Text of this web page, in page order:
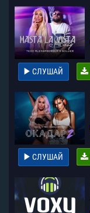
СЛУШАЙ
СЛУШАЙ